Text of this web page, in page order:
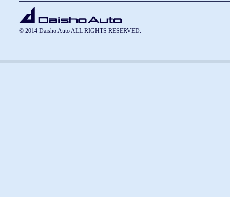
© 2014 Daisho Auto ALL RIGHTS RESERVED.